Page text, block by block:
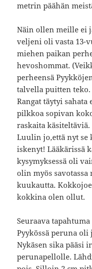
metrin päähän
Näin ollen meille ei
veljeni oli vasta 13-
miehen paikan
hevoshommat.
perheensä
talvella puitten teko.
Rangat täytyi
pilkkoa sopivan
raskaita
Luulin jo,että nyt
iskenyt! Lääkärissä
kysymyksessä oli
olin myös
kuukautta.
kokkina olen ollut.
Seuraava
Pyykössä peruna
Nykäsen sika pääsi
perunapellolle.